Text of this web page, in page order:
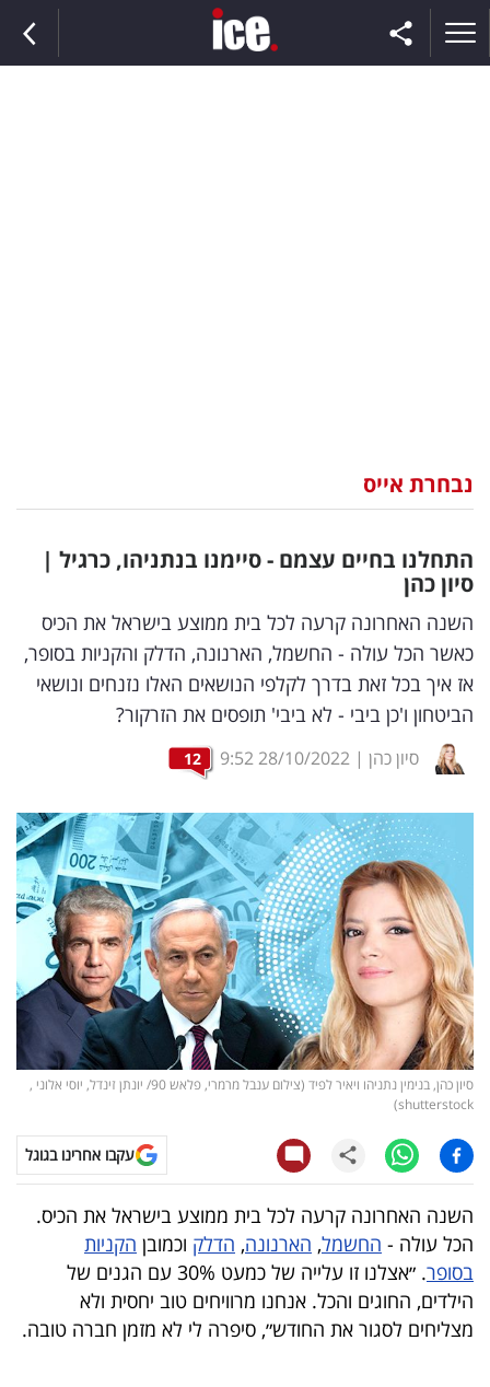
וצרכנות
דיגיטל
וטק
שיווק
ופרסום
משפט
ומחקרים
דעות
רכילות
עסקית
קריפטו
ויראלי
עסקי
ספורט
קריירה
ולימודים
נבחרת אייס
התחלנו בחיים עצמם - סיימנו בנתניהו, כרגיל |
סיון כהן
השנה האחרונה קרעה לכל בית ממוצע בישראל את הכיס
כאשר הכל עולה - החשמל, הארנונה, הדלק והקניות בסופר,
אז איך בכל זאת בדרך לקלפי הנושאים האלו נזנחים ונושאי
הביטחון ו'כן ביבי - לא ביבי' תופסים את הזרקור?
סיון כהן |
28/10/2022
9:52
12
סיון כהן, בנימין נתניהו ויאיר לפיד (צילום ענבל מרמרי, פלאש 90/ יונתן זינדל, יוסי אלוני ,
shutterstock)
עקבו אחרינו בגוגל
השנה האחרונה קרעה לכל בית ממוצע בישראל את הכיס.
הכל עולה - החשמל, הארנונה, הדלק וכמובן הקניות
בסופר
. ״אצלנו זו עלייה של כמעט 30% עם הגנים של
הילדים, החוגים והכל. אנחנו מרוויחים טוב יחסית ולא
מצליחים לסגור את החודש״, סיפרה לי לא מזמן חברה טובה.